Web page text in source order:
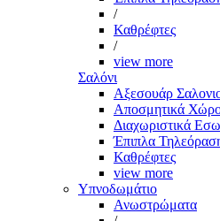
/
Καθρέφτες
/
view more
Σαλόνι
Αξεσουάρ
Αποσμητικά
Διαχωριστικά
Έπιπλα
Καθρέφτες
view more
Υπνοδωμάτιο
Ανωστρώματα